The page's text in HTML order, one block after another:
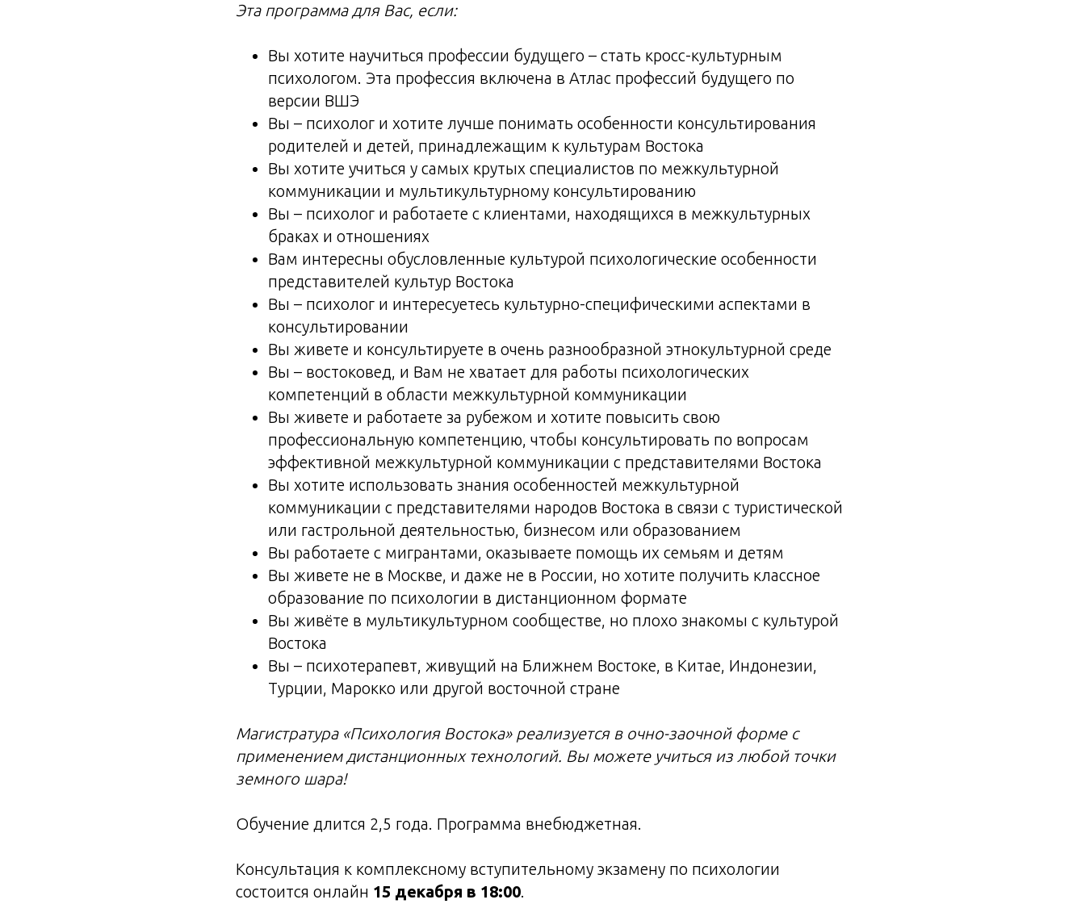
Эта программа для Вас, если:
Вы хотите научиться профессии будущего – стать кросс-культурным
психологом. Эта профессия включена в Атлас профессий будущего по
версии ВШЭ
Вы – психолог и хотите лучше понимать особенности консультирования
родителей и детей, принадлежащим к культурам Востока
Вы хотите учиться у самых крутых специалистов по межкультурной
коммуникации и мультикультурному консультированию
Вы – психолог и работаете с клиентами, находящихся в межкультурных
браках и отношениях
Вам интересны обусловленные культурой психологические особенности
представителей культур Востока
Вы – психолог и интересуетесь культурно-специфическими аспектами в
консультировании
Вы живете и консультируете в очень разнообразной этнокультурной среде
Вы – востоковед, и Вам не хватает для работы психологических
компетенций в области межкультурной коммуникации
Вы живете и работаете за рубежом и хотите повысить свою
профессиональную компетенцию, чтобы консультировать по вопросам
эффективной межкультурной коммуникации с представителями Востока
Вы хотите использовать знания особенностей межкультурной
коммуникации с представителями народов Востока в связи с туристической
или гастрольной деятельностью, бизнесом или образованием
Вы работаете с мигрантами, оказываете помощь их семьям и детям
Вы живете не в Москве, и даже не в России, но хотите получить классное
образование по психологии в дистанционном формате
Вы живёте в мультикультурном сообществе, но плохо знакомы с культурой
Востока
Вы – психотерапевт, живущий на Ближнем Востоке, в Китае, Индонезии,
Турции, Марокко или другой восточной стране
Магистратура «Психология Востока» реализуется в очно-заочной форме с
применением дистанционных технологий. Вы можете учиться из любой точки
земного шара!
Обучение длится 2,5 года. Программа внебюджетная.
Консультация к комплексному вступительному экзамену по психологии
состоится онлайн 15 декабря в 18:00.